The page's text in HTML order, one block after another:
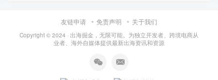
友链申请 免责声明 关于我们
Copyright © 2024 · 出海掘金，无限可能。为独立开发者、跨境电商从
业者、海外自媒体提供最新出海资讯和资源